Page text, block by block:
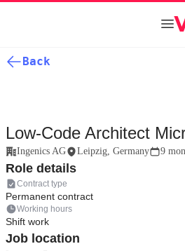
Back
Low-Code Architect
Ingenics AG Leipzig, Germany 9
Role details
Contract type
Permanent contract
Working hours
Shift work
Job location